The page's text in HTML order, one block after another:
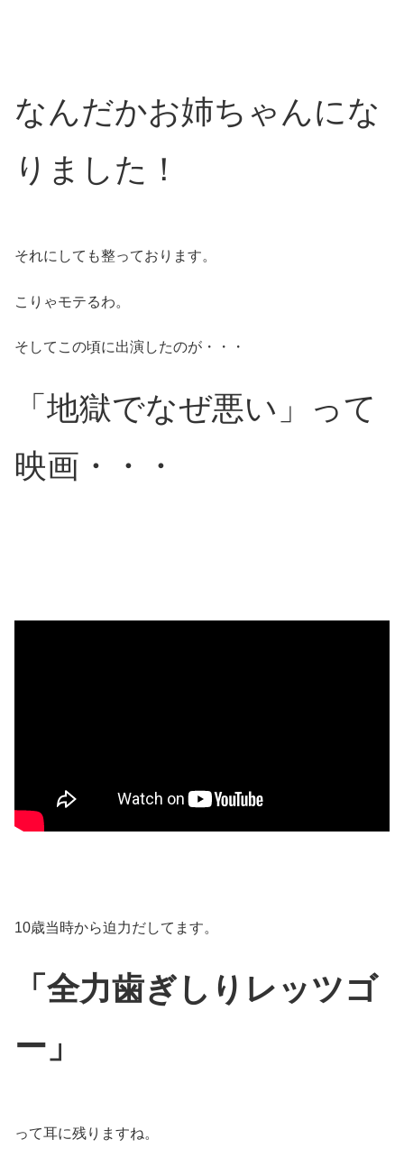
なんだかお姉ちゃんにな
りました！
それにしても整っております。
こりゃモテるわ。
そしてこの頃に出演したのが・・・
「地獄でなぜ悪い」って
映画・・・
10歳当時から迫力だしてます。
「全力歯ぎしりレッツゴ
ー」
って耳に残りますね。